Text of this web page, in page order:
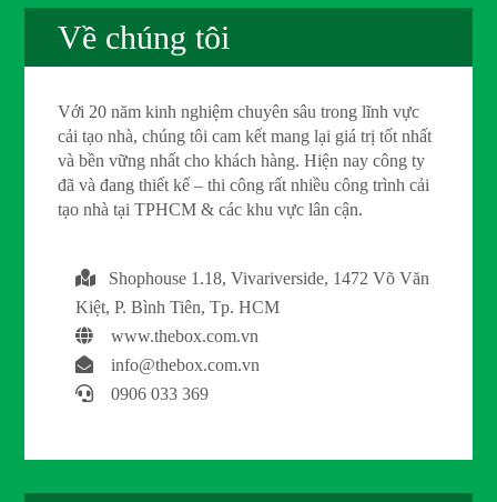
Về chúng tôi
Với 20 năm kinh nghiệm chuyên sâu trong lĩnh vực
cải tạo nhà, chúng tôi cam kết mang lại giá trị tốt nhất
và bền vững nhất cho khách hàng. Hiện nay công ty
đã và đang thiết kế – thi công rất nhiều công trình cải
tạo nhà tại TPHCM & các khu vực lân cận.
Shophouse 1.18, Vivariverside, 1472 Võ Văn
Kiệt, P. Bình Tiên, Tp. HCM
www.thebox.com.vn
info@thebox.com.vn
0906 033 369